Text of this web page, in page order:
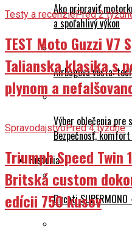
Ako pripraviť
a spoľahlivý výkon
Airbagová vesta:
Výber oblečenia pre
Bezpečnosť,
História
Ducati
Testy a recenziePred 2
TEST Moto Guzzi
Talianska klasika s
plynom a
SpravodajstvoPred 4 týždne
Triumph Speed Twin
Britská custom
edícii 750 kusov